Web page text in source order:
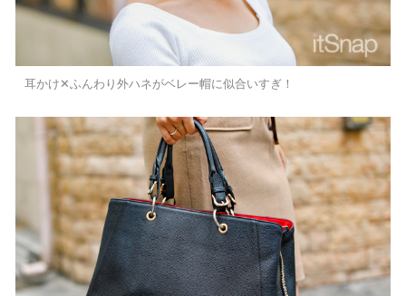
耳かけ✕ふんわり外ハネがベレー帽に似合いすぎ！